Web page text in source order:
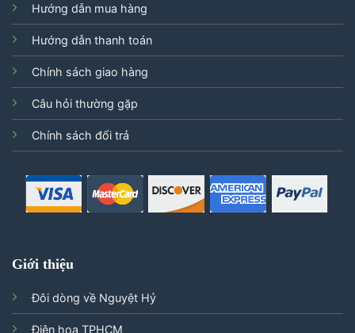
Hướng dẫn mua hàng
Hướng dẫn thanh toán
Chính sách giao hàng
Câu hỏi thường gặp
Chính sách đổi trả
Giới thiệu
Đôi dòng về Nguyệt Hỷ
Điện hoa TPHCM